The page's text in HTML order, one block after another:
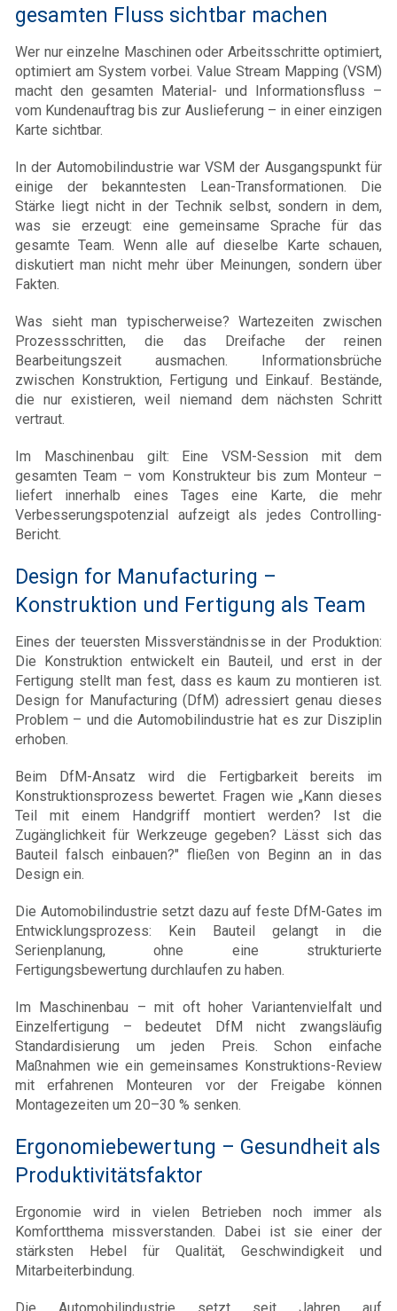
gesamten Fluss sichtbar machen
Wer nur einzelne Maschinen oder Arbeitsschritte optimiert,
optimiert am System vorbei. Value Stream Mapping (VSM)
macht den gesamten Material- und Informationsfluss –
vom Kundenauftrag bis zur Auslieferung – in einer einzigen
Karte sichtbar.
In der Automobilindustrie war VSM der Ausgangspunkt für
einige der bekanntesten Lean-Transformationen. Die
Stärke liegt nicht in der Technik selbst, sondern in dem,
was sie erzeugt: eine gemeinsame Sprache für das
gesamte Team. Wenn alle auf dieselbe Karte schauen,
diskutiert man nicht mehr über Meinungen, sondern über
Fakten.
Was sieht man typischerweise? Wartezeiten zwischen
Prozessschritten, die das Dreifache der reinen
Bearbeitungszeit ausmachen. Informationsbrüche
zwischen Konstruktion, Fertigung und Einkauf. Bestände,
die nur existieren, weil niemand dem nächsten Schritt
vertraut.
Im Maschinenbau gilt: Eine VSM-Session mit dem
gesamten Team – vom Konstrukteur bis zum Monteur –
liefert innerhalb eines Tages eine Karte, die mehr
Verbesserungspotenzial aufzeigt als jedes Controlling-
Bericht.
Design for Manufacturing –
Konstruktion und Fertigung als Team
Eines der teuersten Missverständnisse in der Produktion:
Die Konstruktion entwickelt ein Bauteil, und erst in der
Fertigung stellt man fest, dass es kaum zu montieren ist.
Design for Manufacturing (DfM) adressiert genau dieses
Problem – und die Automobilindustrie hat es zur Disziplin
erhoben.
Beim DfM-Ansatz wird die Fertigbarkeit bereits im
Konstruktionsprozess bewertet. Fragen wie „Kann dieses
Teil mit einem Handgriff montiert werden? Ist die
Zugänglichkeit für Werkzeuge gegeben? Lässt sich das
Bauteil falsch einbauen?" fließen von Beginn an in das
Design ein.
Die Automobilindustrie setzt dazu auf feste DfM-Gates im
Entwicklungsprozess: Kein Bauteil gelangt in die
Serienplanung, ohne eine strukturierte
Fertigungsbewertung durchlaufen zu haben.
Im Maschinenbau – mit oft hoher Variantenvielfalt und
Einzelfertigung – bedeutet DfM nicht zwangsläufig
Standardisierung um jeden Preis. Schon einfache
Maßnahmen wie ein gemeinsames Konstruktions-Review
mit erfahrenen Monteuren vor der Freigabe können
Montagezeiten um 20–30 % senken.
Ergonomiebewertung – Gesundheit als
Produktivitätsfaktor
Ergonomie wird in vielen Betrieben noch immer als
Komfortthema missverstanden. Dabei ist sie einer der
stärksten Hebel für Qualität, Geschwindigkeit und
Mitarbeiterbindung.